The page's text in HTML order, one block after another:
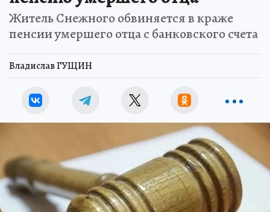
Житель Снежного обвиняется в краже
пенсии умершего отца с банковского счета
Владислав ГУЩИН